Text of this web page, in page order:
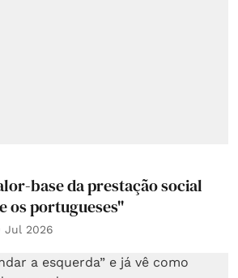
base da prestação social
os portugueses"
Jul 2026